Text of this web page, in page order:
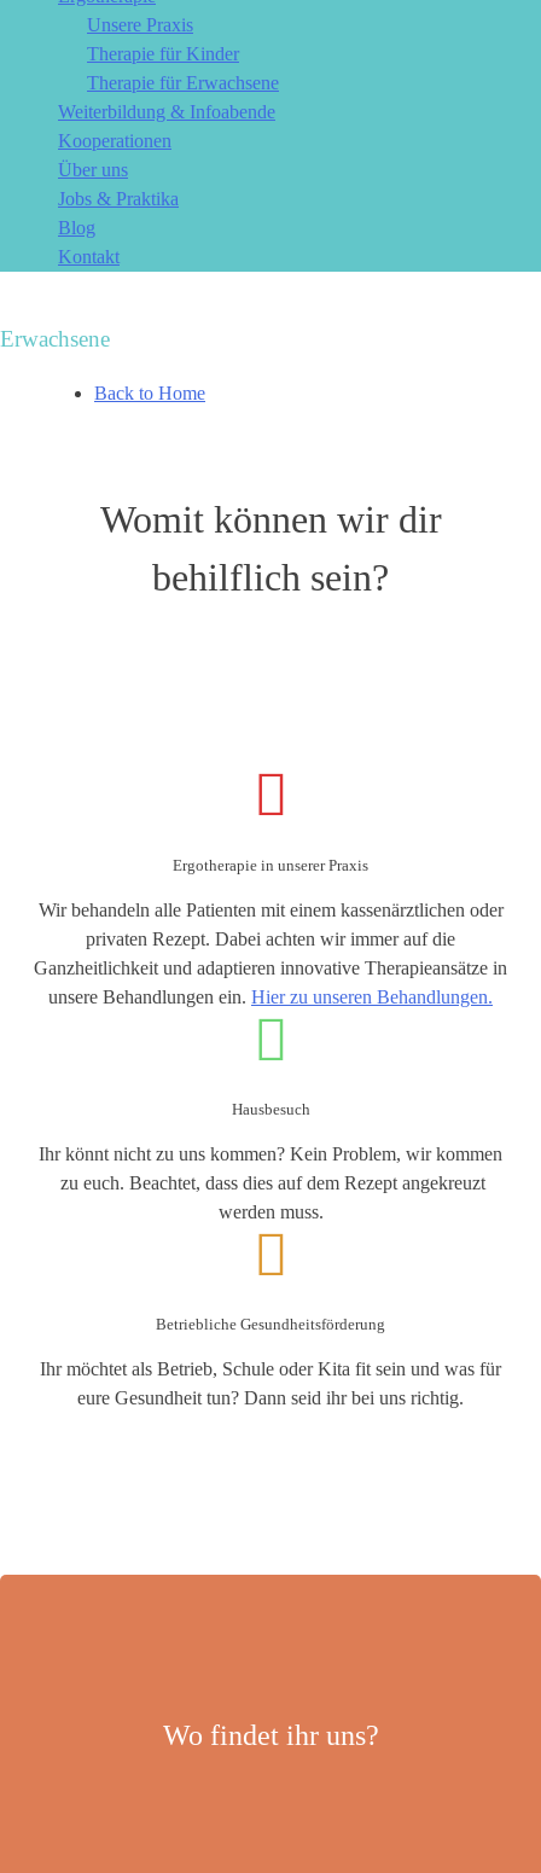
Unsere Praxis
Therapie für Kinder
Therapie für Erwachsene
Weiterbildung & Infoabende
Kooperationen
Über uns
Jobs & Praktika
Blog
Kontakt
Erwachsene
Back to Home
Womit können wir dir
behilflich sein?
Ergotherapie in unserer Praxis
Wir behandeln alle Patienten mit einem kassenärztlichen oder
privaten Rezept. Dabei achten wir immer auf die
Ganzheitlichkeit und adaptieren innovative Therapieansätze in
unsere Behandlungen ein. Hier zu unseren Behandlungen.
Hausbesuch
Ihr könnt nicht zu uns kommen? Kein Problem, wir kommen
zu euch. Beachtet, dass dies auf dem Rezept angekreuzt
werden muss.
Betriebliche Gesundheitsförderung
Ihr möchtet als Betrieb, Schule oder Kita fit sein und was für
eure Gesundheit tun? Dann seid ihr bei uns richtig.
Wo findet ihr uns?